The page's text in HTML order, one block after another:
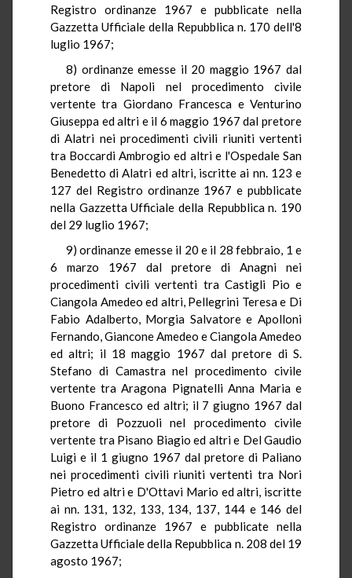
Registro ordinanze 1967 e pubblicate nella
Gazzetta Ufficiale della Repubblica n. 170 dell'8
luglio 1967;
8) ordinanze emesse il 20 maggio 1967 dal
pretore di Napoli nel procedimento civile
vertente tra Giordano Francesca e Venturino
Giuseppa ed altri e il 6 maggio 1967 dal pretore
di Alatri nei procedimenti civili riuniti vertenti
tra Boccardi Ambrogio ed altri e l'Ospedale San
Benedetto di Alatri ed altri, iscritte ai nn. 123 e
127 del Registro ordinanze 1967 e pubblicate
nella Gazzetta Ufficiale della Repubblica n. 190
del 29 luglio 1967;
9) ordinanze emesse il 20 e il 28 febbraio, 1 e
6 marzo 1967 dal pretore di Anagni nei
procedimenti civili vertenti tra Castigli Pio e
Ciangola Amedeo ed altri, Pellegrini Teresa e Di
Fabio Adalberto, Morgia Salvatore e Apolloni
Fernando, Giancone Amedeo e Ciangola Amedeo
ed altri; il 18 maggio 1967 dal pretore di S.
Stefano di Camastra nel procedimento civile
vertente tra Aragona Pignatelli Anna Maria e
Buono Francesco ed altri; il 7 giugno 1967 dal
pretore di Pozzuoli nel procedimento civile
vertente tra Pisano Biagio ed altri e Del Gaudio
Luigi e il 1 giugno 1967 dal pretore di Paliano
nei procedimenti civili riuniti vertenti tra Nori
Pietro ed altri e D'Ottavi Mario ed altri, iscritte
ai nn. 131, 132, 133, 134, 137, 144 e 146 del
Registro ordinanze 1967 e pubblicate nella
Gazzetta Ufficiale della Repubblica n. 208 del 19
agosto 1967;